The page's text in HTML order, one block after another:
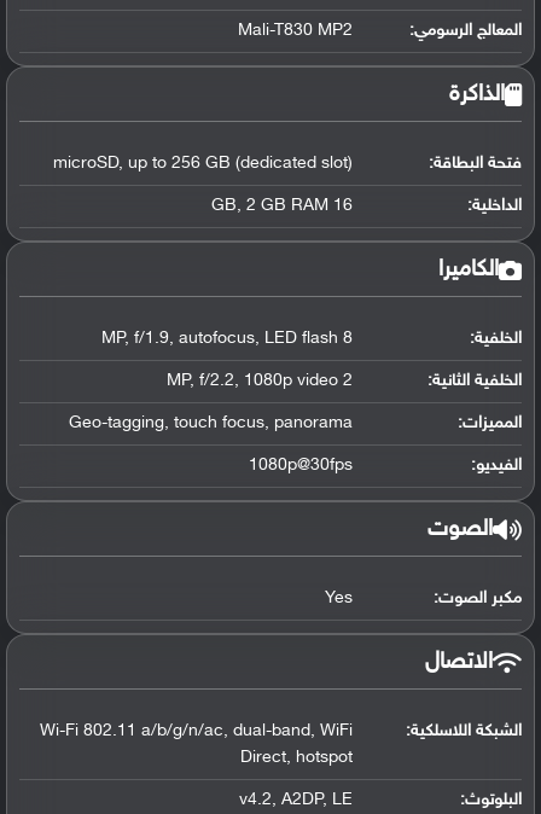
المعالج الرسومي:
Mali-T830 MP2
الذاكرة
فتحة البطاقة: microSD, up to 256 GB (dedicated slot)
الداخلية: 16 GB, 2 GB RAM
الكاميرا
الخلفية: 8 MP, f/1.9, autofocus, LED flash
الخلفية الثانية: 2 MP, f/2.2, 1080p video
المميزات: Geo-tagging, touch focus, panorama
الفيديو: 1080p@30fps
الصوت
مكبر الصوت: Yes
الاتصال
الشبكة اللاسلكية:
Wi-Fi 802.11 a/b/g/n/ac, dual-band, WiFi
Direct, hotspot
البلوتوث:
v4.2, A2DP, LE